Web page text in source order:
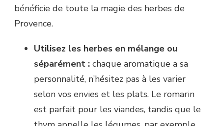
bénéficie de toute la magie des herbes de
Provence.
Utilisez les herbes en mélange ou
séparément : chaque aromatique a sa
personnalité, n’hésitez pas à les varier
selon vos envies et les plats. Le romarin
est parfait pour les viandes, tandis que le